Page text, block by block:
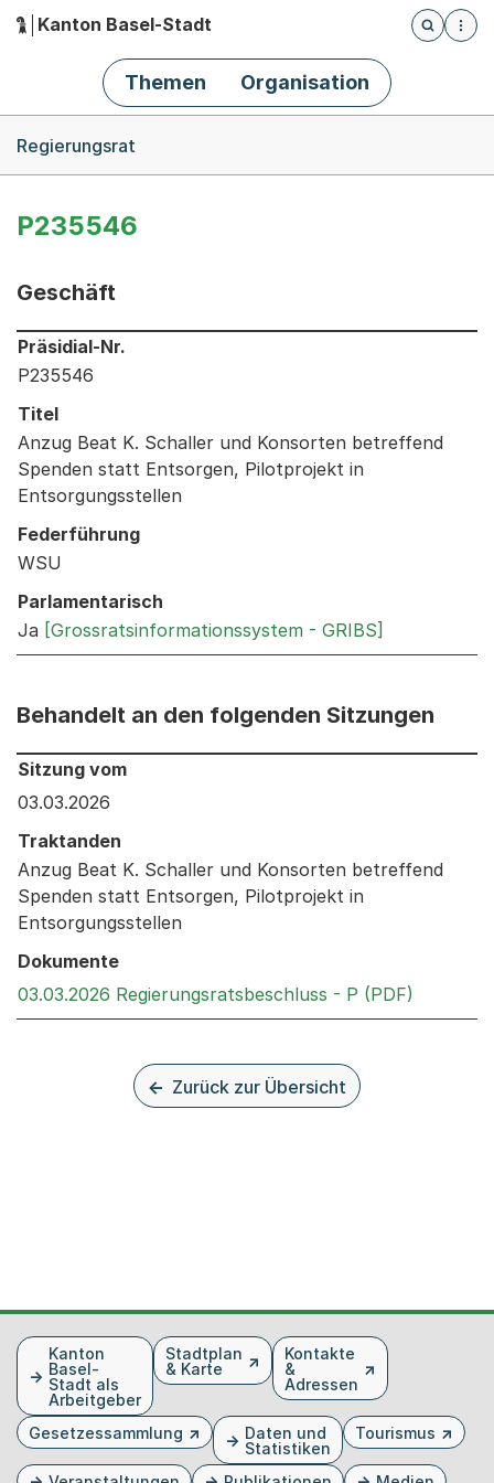
Hauptnavigation
Kanton Basel-Stadt
Öffnet
Themen Organisation
Regierungsrat
P235546
Geschäft
Informationen zum Ausgewählten Geschäft
Präsidial-Nr.
P235546
Titel
Anzug Beat K. Schaller und Konsorten betreffend
Spenden statt Entsorgen, Pilotprojekt in
Entsorgungsstellen
Federführung
WSU
Parlamentarisch
Ja [Grossratsinformationssystem - GRIBS]
Behandelt an den folgenden Sitzungen
Behandelt an den folgenden Sitzungen: Informationen
Sitzung vom
03.03.2026
Traktanden
Anzug Beat K. Schaller und Konsorten betreffend
Spenden statt Entsorgen, Pilotprojekt in
Entsorgungsstellen
Dokumente
03.03.2026 Regierungsratsbeschluss - P (PDF)
Zurück zur Übersicht
FusszeileKanton
Basel-
Stadt als
Arbeitgeber
Stadtplan
& Karte
Kontakte
&
Adressen
Gesetzessammlung
Daten und
Statistiken
Tourismus